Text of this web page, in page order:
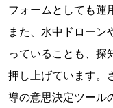
フォームとしても運
また、水中ドローン
っていることも、探
押し上げています。
導の意思決定ツール